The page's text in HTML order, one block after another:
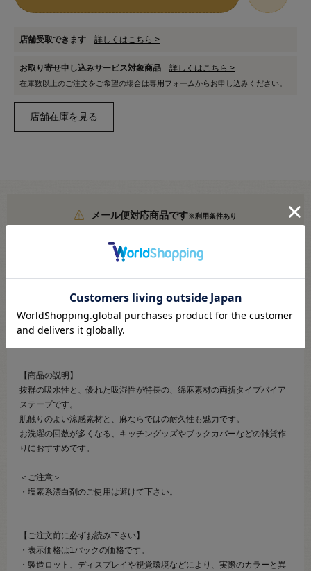
店舗受取できます 詳しくはこちら >
お取り寄せ申し込みサービス対象商品 詳しくはこちら >
在庫数以上のご注文をご希望の場合は専用フォームからお申し込みください。
メール便対応商品です※利用条件あり
こちらより必ずご確認ください
●素材：麻（リネン）50％ 綿50％
●サイズ：12.7mm幅×2.5m巻
【商品の説明】
抜群の吸水性と、優れた吸湿性が特長の、綿麻素材の両折タイプバイア
ステープです。
肌触りのよい涼感素材と、麻ならではの耐久性も魅力です。
お洗濯の回数が多くなる、キッチングッズやブックカバーなどの雑貨作
りにおすすめです。
＜ご注意＞
・塩素系漂白剤のご使用は避けて下さい。
【ご注文前に必ずお読み下さい】
・表示価格は1パックの価格です。
・製造ロット、ディスプレイや視覚環境などにより、実際のカラーと異